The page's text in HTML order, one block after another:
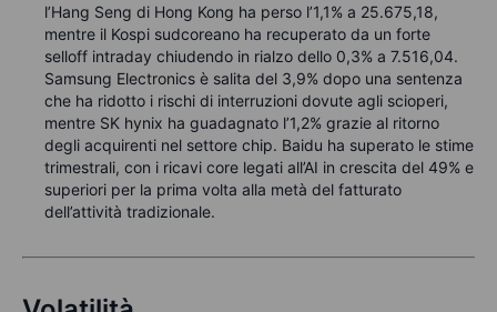
l’Hang Seng di Hong Kong ha perso l’1,1% a 25.675,18,
mentre il Kospi sudcoreano ha recuperato da un forte
selloff intraday chiudendo in rialzo dello 0,3% a 7.516,04.
Samsung Electronics è salita del 3,9% dopo una sentenza
che ha ridotto i rischi di interruzioni dovute agli scioperi,
mentre SK hynix ha guadagnato l’1,2% grazie al ritorno
degli acquirenti nel settore chip. Baidu ha superato le stime
trimestrali, con i ricavi core legati all’AI in crescita del 49% e
superiori per la prima volta alla metà del fatturato
dell’attività tradizionale.